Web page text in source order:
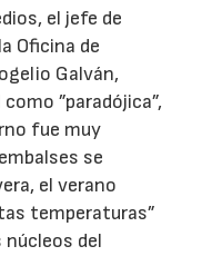
el jefe de
Oficina de
Galván,
”paradójica”,
fue muy
se
el verano
temperaturas”
núcleos del